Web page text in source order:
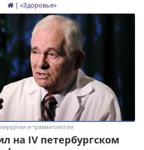
| «Здоровье»
и травматологии
на IV петербургском